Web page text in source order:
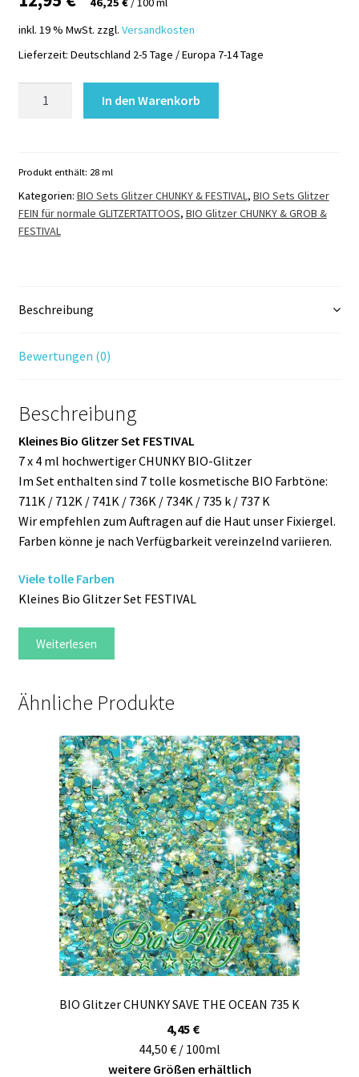
inkl. 19 % MwSt. zzgl. Versandkosten
Lieferzeit: Deutschland 2-5 Tage / Europa 7-14 Tage
FESTIVAL
Menge
In den Warenkorb
Produkt enthält: 28 ml
Kategorien: BIO Sets Glitzer CHUNKY & FESTIVAL, BIO Sets Glitzer
FEIN für normale GLITZERTATTOOS, BIO Glitzer CHUNKY & GROB &
FESTIVAL
Beschreibung
Bewertungen (0)
Beschreibung
Kleines Bio Glitzer Set FESTIVAL
7 x 4 ml hochwertiger CHUNKY BIO-Glitzer
Im Set enthalten sind 7 tolle kosmetische BIO Farbtöne:
711K / 712K / 741K / 736K / 734K / 735 k / 737 K
Wir empfehlen zum Auftragen auf die Haut unser Fixiergel.
Farben könne je nach Verfügbarkeit vereinzelnd variieren.
Viele tolle Farben
Kleines Bio Glitzer Set FESTIVAL
Weiterlesen
Ähnliche Produkte
BIO Glitzer CHUNKY SAVE THE OCEAN 735 K
4,45 €
44,50 € / 100ml
weitere Größen erhältlich